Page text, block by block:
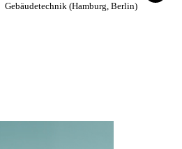
Gebäudetechnik (Hamburg, Berlin)